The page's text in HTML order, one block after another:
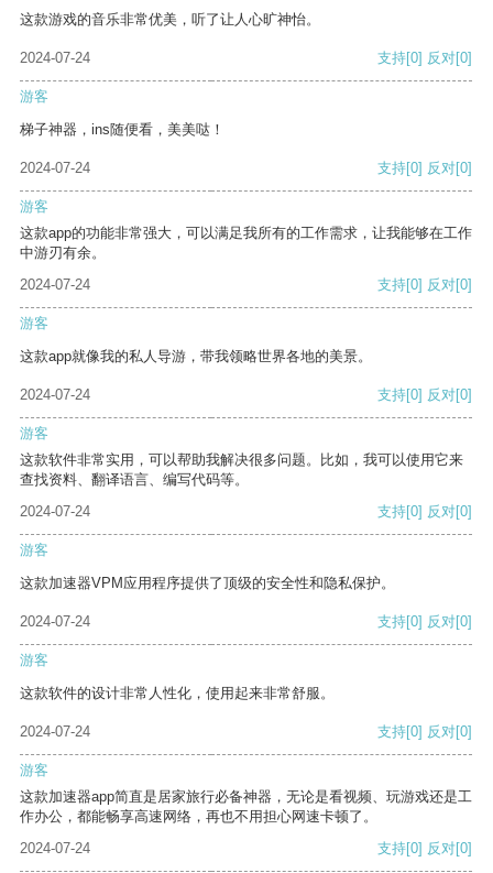
这款游戏的音乐非常优美，听了让人心旷神怡。
2024-07-24 支持[0] 反对[0]
游客
梯子神器，ins随便看，美美哒！
2024-07-24 支持[0] 反对[0]
游客
这款app的功能非常强大，可以满足我所有的工作需求，让我能够在工作
中游刃有余。
2024-07-24
支持[0] 反对[0]
游客
这款app就像我的私人导游，带我领略世界各地的美景。
2024-07-24 支持[0] 反对[0]
游客
这款软件非常实用，可以帮助我解决很多问题。比如，我可以使用它来
查找资料、翻译语言、编写代码等。
2024-07-24
支持[0] 反对[0]
游客
这款加速器VPM应用程序提供了顶级的安全性和隐私保护。
2024-07-24 支持[0] 反对[0]
游客
这款软件的设计非常人性化，使用起来非常舒服。
2024-07-24 支持[0] 反对[0]
游客
这款加速器app简直是居家旅行必备神器，无论是看视频、玩游戏还是工
作办公，都能畅享高速网络，再也不用担心网速卡顿了。
2024-07-24
支持[0] 反对[0]